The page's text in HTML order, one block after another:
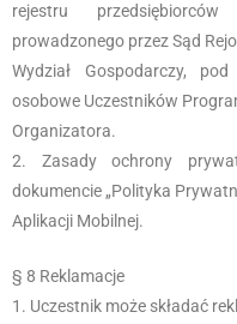
rejestru
prowadzonego przez Sąd
Wydział Gospodarczy,
osobowe Uczestników
Organizatora.
Zasady ochrony
dokumencie „Polityka
Aplikacji Mobilnej.
§ 8 Reklamacje
Uczestnik może składać